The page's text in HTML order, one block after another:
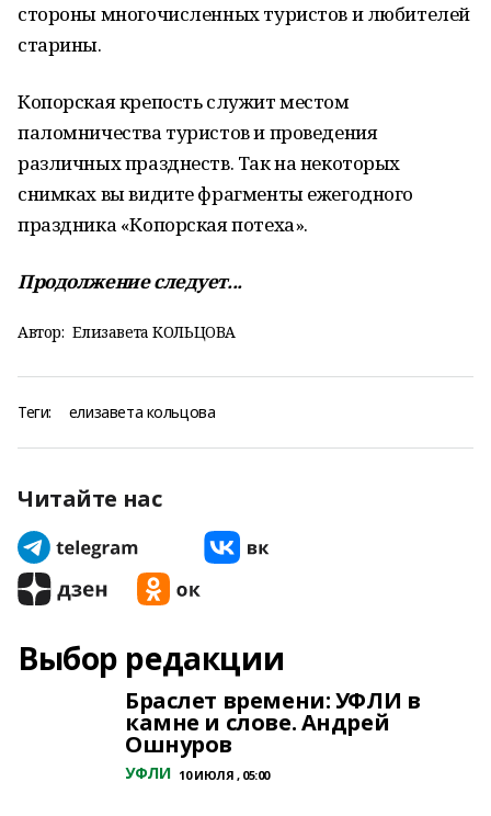
стороны многочисленных туристов и любителей
старины.
Копорская крепость служит местом
паломничества туристов и проведения
различных празднеств. Так на некоторых
снимках вы видите фрагменты ежегодного
праздника «Копорская потеха».
Продолжение следует...
Автор: Елизавета КОЛЬЦОВА
Теги: елизавета кольцова
Читайте нас
Выбор редакции
Браслет времени: УФЛИ в
камне и слове. Андрей
Ошнуров
УФЛИ 10 ИЮЛЯ , 05:00